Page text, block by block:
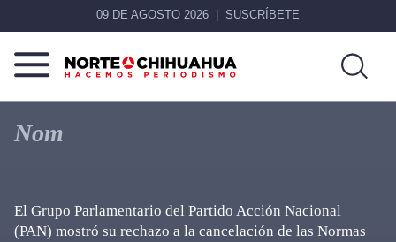
09 DE AGOSTO 2026 SUSCRÍBETE
Norte
Más
Nom
El Grupo Parlamentario del Partido Acción Nacional
(PAN) mostró su rechazo a la cancelación de las Normas